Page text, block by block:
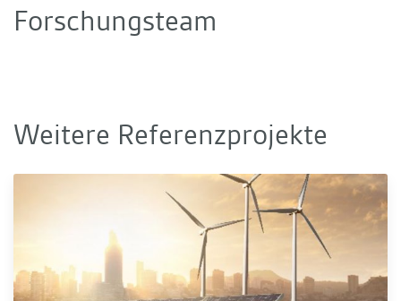
Forschungsteam
Weitere Referenzprojekte
Auktionsdesign für erneuerbare Energien